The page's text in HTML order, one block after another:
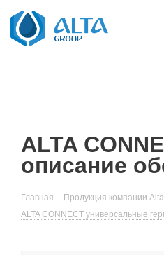
ALTA
описание
Главная - Продукция компании
ALTA CONNECT универсальные